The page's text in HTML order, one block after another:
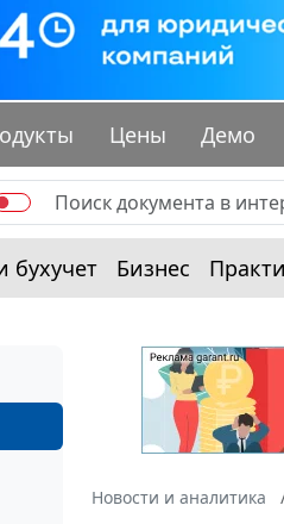
Цены Демо
бухучет Бизнес
Новости и аналитика